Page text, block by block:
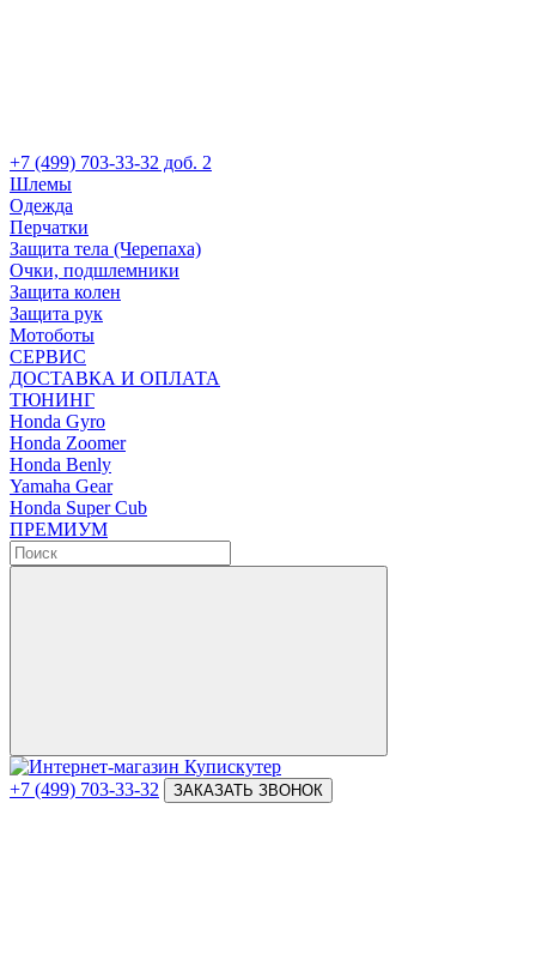
+7 (499) 703-33-32 доб. 2
Шлемы
Одежда
Перчатки
Защита тела (Черепаха)
Очки, подшлемники
Защита колен
Защита рук
Мотоботы
СЕРВИС
ДОСТАВКА И ОПЛАТА
ТЮНИНГ
Honda Gyro
Honda Zoomer
Honda Benly
Yamaha Gear
Honda Super Cub
ПРЕМИУМ
+7 (499) 703-33-32 ЗАКАЗАТЬ ЗВОНОК